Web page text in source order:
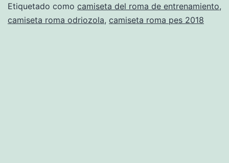
Etiquetado como camiseta del roma de entrenamiento,
camiseta roma odriozola, camiseta roma pes 2018